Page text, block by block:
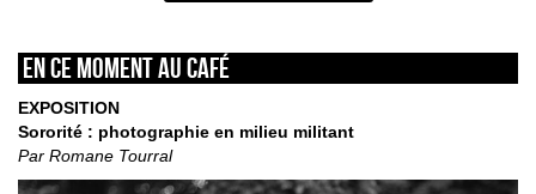
En ce moment au café
EXPOSITION
Sororité : photographie en milieu militant
Par Romane Tourral